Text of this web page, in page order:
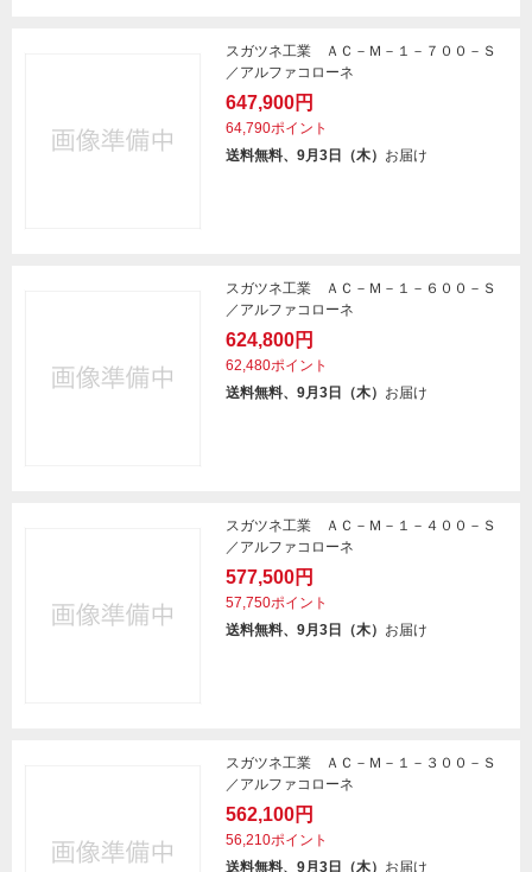
スガツネ工業 ＡＣ－Ｍ－１－７００－Ｓ
／アルファコローネ
647,900円
64,790ポイント
送料無料、9月3日（木） お届け
スガツネ工業 ＡＣ－Ｍ－１－６００－Ｓ
／アルファコローネ
624,800円
62,480ポイント
送料無料、9月3日（木） お届け
スガツネ工業 ＡＣ－Ｍ－１－４００－Ｓ
／アルファコローネ
577,500円
57,750ポイント
送料無料、9月3日（木） お届け
スガツネ工業 ＡＣ－Ｍ－１－３００－Ｓ
／アルファコローネ
562,100円
56,210ポイント
送料無料、9月3日（木） お届け